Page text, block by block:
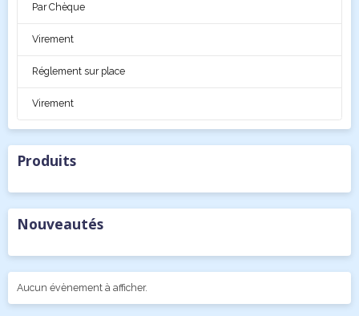
Par Chèque
Virement
Réglement sur place
Virement
Produits
Nouveautés
Aucun évènement à afficher.